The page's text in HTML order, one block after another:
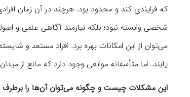
که فرایندی کند و محدود بود. هرچند در آن زمان
شخصی وابسته نبود؛ بلکه نیازمند آگاهی علمی و
می‌توان از این امکانات بهره برد. افراد مستعد و
یابند. اما متأسفانه موانعی وجود دارد که مانع
این مشکلات چیست و چگونه می‌توان آن‌ها را برطرف